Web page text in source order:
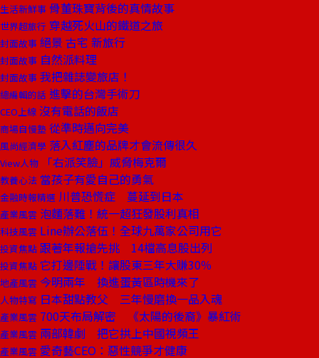
生活新鮮事 骨董珠寶背後的真情故事
世界超旅行 穿越死火山的鐵道之旅
封面故事 絕景 古宅 新旅行
封面故事 自然派料理
封面故事 我把雜誌變旅店！
總編輯的話 進擊的台灣手術刀
CEO上線 沒有電話的飯店
商場自慢塾 從準時邁向完美
風尚經濟學 落入紅塵的品牌才會流傳很久
View人物 「右派笑臉」威脅梅克爾
教養心法 當孩子有愛自己的勇氣
金融時報精選 川普恐慌症 蔓延到日本
產業風雲 泡麵落難！統一超狂發股利真相
科技風雲 Line辦公落伍！全球九萬家公司用它
投資焦點 跟著年報搶先挑 14檔高息股出列
投資焦點 它打邊陲戰！讓股東三年大賺30％
地產風雲 今明兩年 換進蛋黃區時機來了
人物特寫 日本甜點教父 三年慢磨換一品入魂
產業風雲 700天布局解密 《太陽的後裔》暴紅術
產業風雲 兩部韓劇 把它拱上中國視頻王
產業風雲 愛奇藝CEO：惡性競爭才健康